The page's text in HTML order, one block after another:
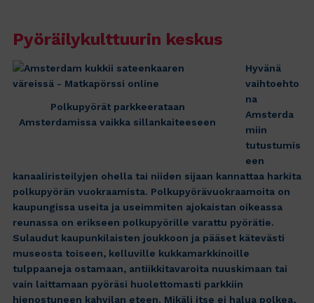
Pyöräilykulttuurin keskus
Polkupyörät parkkeerataan
Amsterdamissa vaikka sillankaiteeseen
Hyvänä
vaihtoehto
na
Amsterda
miin
tutustumis
een
kanaaliristeilyjen ohella tai niiden sijaan kannattaa harkita
polkupyörän vuokraamista. Polkupyörävuokraamoita on
kaupungissa useita ja useimmiten ajokaistan oikeassa
reunassa on erikseen polkupyörille varattu pyörätie.
Sulaudut kaupunkilaisten joukkoon ja pääset kätevästi
museosta toiseen, kelluville kukkamarkkinoille
tulppaaneja ostamaan, antiikkitavaroita nuuskimaan tai
vain laittamaan pyöräsi huolettomasti parkkiin
hienostuneen kahvilan eteen. Mikäli itse ei halua polkea,